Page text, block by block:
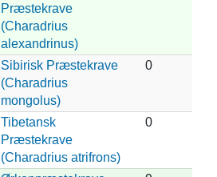
Præstekrave
(Charadrius
alexandrinus)
Sibirisk Præstekrave
(Charadrius
mongolus)
0
Tibetansk
Præstekrave
(Charadrius atrifrons)
0